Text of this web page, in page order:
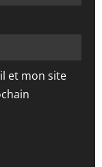
et mon site